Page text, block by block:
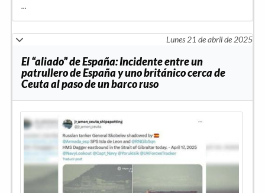
...
Lunes 21 de abril de 2025
El “aliado” de España: Incidente entre un
patrullero de España y uno británico cerca de
Ceuta al paso de un barco ruso